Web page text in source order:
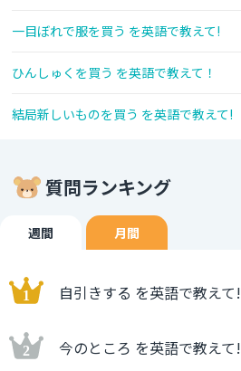
一目ぼれで服を買う を英語で教えて!
ひんしゅくを買う を英語で教えて！
結局新しいものを買う を英語で教えて!
質問ランキング
週間 月間
自引きする を英語で教えて!
今のところ を英語で教えて!